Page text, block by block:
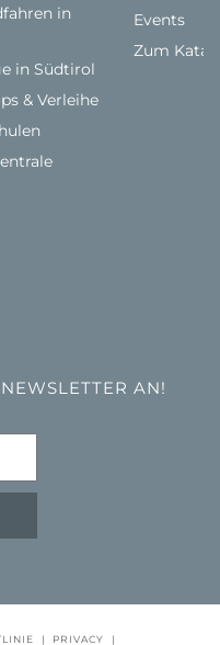
in
in Südtirol
& Verleihe
Events
Zum
AN!
| PRIVACY |